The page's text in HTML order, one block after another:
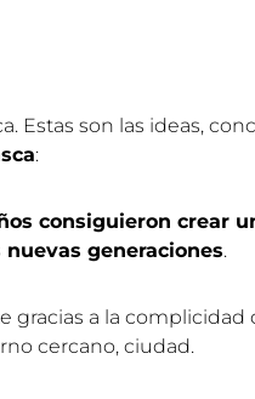
Estas son las ideas,
:
consiguieron crear
generaciones.
a la
cercano, ciudad.